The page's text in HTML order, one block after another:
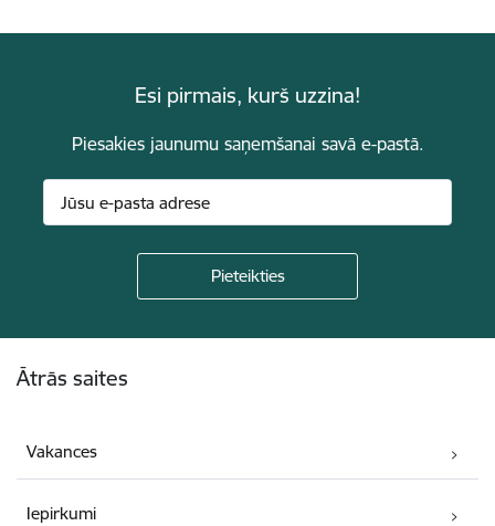
Esi pirmais, kurš uzzina!
Piesakies jaunumu saņemšanai savā e-pastā.
Ātrās saites
Vakances
Iepirkumi